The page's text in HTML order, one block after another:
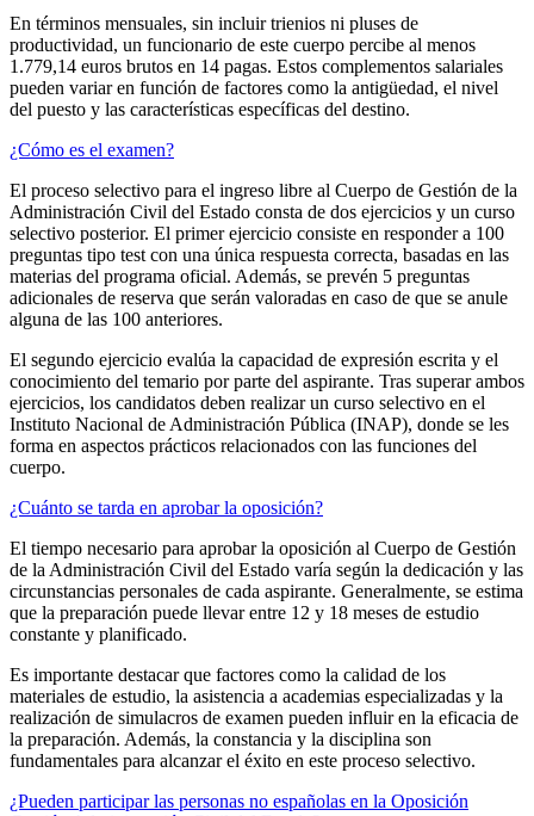
En términos mensuales, sin incluir trienios ni pluses de
productividad, un funcionario de este cuerpo percibe al menos
1.779,14 euros brutos en 14 pagas. Estos complementos salariales
pueden variar en función de factores como la antigüedad, el nivel
del puesto y las características específicas del destino.
¿Cómo es el examen?
El proceso selectivo para el ingreso libre al Cuerpo de Gestión de la
Administración Civil del Estado consta de dos ejercicios y un curso
selectivo posterior. El primer ejercicio consiste en responder a 100
preguntas tipo test con una única respuesta correcta, basadas en las
materias del programa oficial. Además, se prevén 5 preguntas
adicionales de reserva que serán valoradas en caso de que se anule
alguna de las 100 anteriores.
El segundo ejercicio evalúa la capacidad de expresión escrita y el
conocimiento del temario por parte del aspirante. Tras superar ambos
ejercicios, los candidatos deben realizar un curso selectivo en el
Instituto Nacional de Administración Pública (INAP), donde se les
forma en aspectos prácticos relacionados con las funciones del
cuerpo.
¿Cuánto se tarda en aprobar la oposición?
El tiempo necesario para aprobar la oposición al Cuerpo de Gestión
de la Administración Civil del Estado varía según la dedicación y las
circunstancias personales de cada aspirante. Generalmente, se estima
que la preparación puede llevar entre 12 y 18 meses de estudio
constante y planificado.
Es importante destacar que factores como la calidad de los
materiales de estudio, la asistencia a academias especializadas y la
realización de simulacros de examen pueden influir en la eficacia de
la preparación. Además, la constancia y la disciplina son
fundamentales para alcanzar el éxito en este proceso selectivo.
¿Pueden participar las personas no españolas en la Oposición